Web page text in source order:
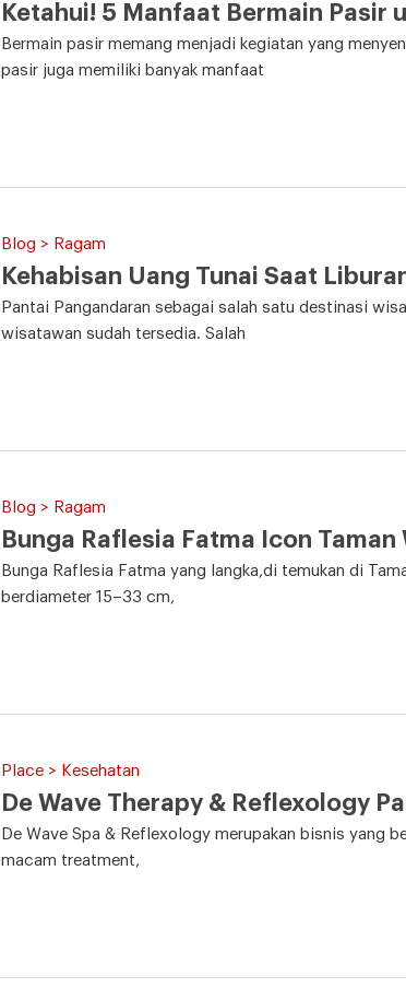
Ketahui! 5 Manfaat Bermain Pasir
Bermain pasir memang menjadi kegiatan yang
pasir juga memiliki banyak manfaat
Blog > Ragam
Kehabisan Uang Tunai Saat
Pantai Pangandaran sebagai salah satu destinasi
wisatawan sudah tersedia. Salah
Blog > Ragam
Bunga Raflesia Fatma Icon
Bunga Raflesia Fatma yang langka,di temukan di
berdiameter 15–33 cm,
Place > Kesehatan
De Wave Therapy & Reflexology
De Wave Spa & Reflexology merupakan bisnis yang
macam treatment,